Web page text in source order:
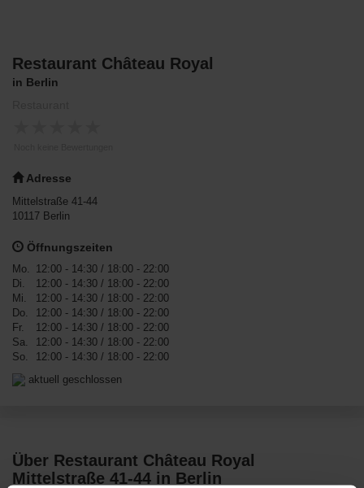
Restaurant Château Royal
in Berlin
Adresse
Mittelstraße 41-44
10117 Berlin
Öffnungszeiten
Mo. 12:00 - 14:30 / 18:00 - 22:00
Di.
12:00 - 14:30 / 18:00 - 22:00
Mi.
12:00 - 14:30 / 18:00 - 22:00
Do.
12:00 - 14:30 / 18:00 - 22:00
Fr.
12:00 - 14:30 / 18:00 - 22:00
Sa.
12:00 - 14:30 / 18:00 - 22:00
So.
12:00 - 14:30 / 18:00 - 22:00
aktuell geschlossen
Über Restaurant Château Royal
Mittelstraße 41-44 in Berlin